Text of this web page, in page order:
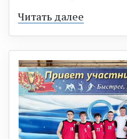
Читать далее